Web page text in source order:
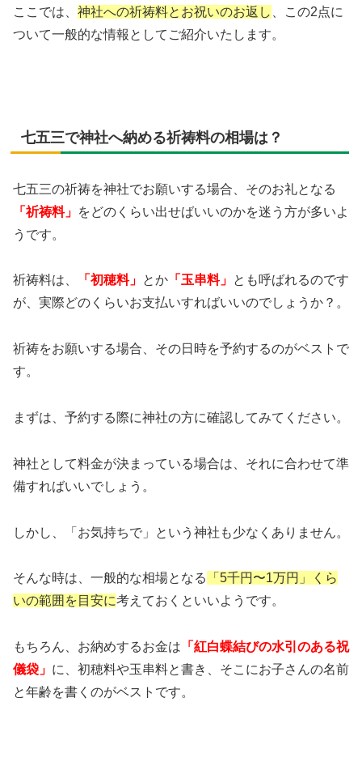
ここでは、 神社への祈祷料とお祝いのお返し
、この2点に
ついて一般的な情報としてご紹介いたします。
七五三で神社へ納める祈祷料の相場は？
七五三の祈祷を神社でお願いする場合、そのお礼となる
「祈祷料」 をどのくらい出せばいいのかを迷う方が多いよ
うです。
祈祷料は、 「初穂料」 とか 「玉串料」 とも呼ばれるのです
が、実際どのくらいお支払いすればいいのでしょうか？。
祈祷をお願いする場合、その日時を予約するのがベストで
す。
まずは、予約する際に神社の方に確認してみてください。
神社として料金が決まっている場合は、それに合わせて準
備すればいいでしょう。
しかし、「お気持ちで」という神社も少なくありません。
そんな時は、一般的な相場となる
「5千円〜1万円」くら
いの範囲を目安に考えておくといいようです。
もちろん、お納めするお金は 「紅白蝶結びの水引のある祝
儀袋」 に、初穂料や玉串料と書き、そこにお子さんの名前
と年齢を書くのがベストです。